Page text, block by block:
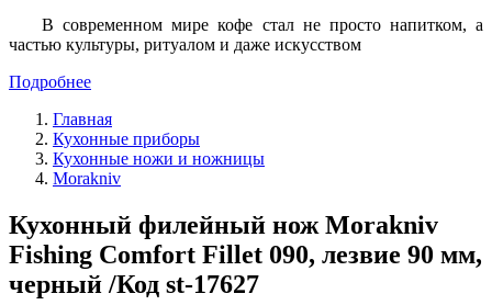
В современном мире кофе стал не просто напитком, а
частью культуры, ритуалом и даже искусством
Подробнее
Главная
Кухонные приборы
Кухонные ножи и ножницы
Morakniv
Кухонный филейный нож Morakniv
Fishing Comfort Fillet 090, лезвие 90 мм,
черный /Код st-17627